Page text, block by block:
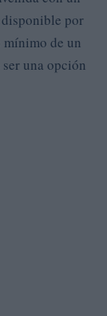
disponible por
mínimo de un
ser una opción